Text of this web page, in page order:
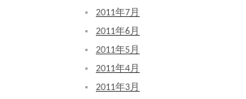
2011年7月
2011年6月
2011年5月
2011年4月
2011年3月